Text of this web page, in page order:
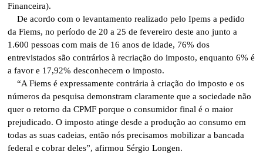
Financeira).
De acordo com o levantamento realizado pelo Ipems a pedido
da Fiems, no período de 20 a 25 de fevereiro deste ano junto a
1.600 pessoas com mais de 16 anos de idade, 76% dos
entrevistados são contrários à recriação do imposto, enquanto 6% é
a favor e 17,92% desconhecem o imposto.
“A Fiems é expressamente contrária à criação do imposto e os
números da pesquisa demonstram claramente que a sociedade não
quer o retorno da CPMF porque o consumidor final é o maior
prejudicado. O imposto atinge desde a produção ao consumo em
todas as suas cadeias, então nós precisamos mobilizar a bancada
federal e cobrar deles”, afirmou Sérgio Longen.